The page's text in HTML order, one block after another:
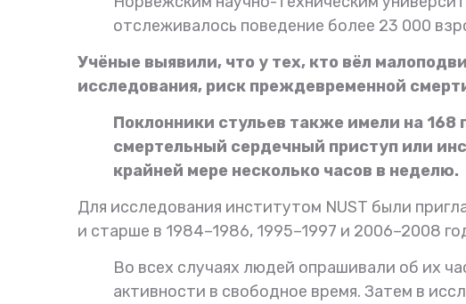
отслеживалось поведение более 23 000
Учёные выявили, что у тех, кто вёл
исследования, риск преждевременной
Поклонники стульев также имели на 168
смертельный сердечный приступ или
крайней мере несколько часов в неделю.
Для исследования институтом NUST были
и старше в 1984–1986, 1995–1997 и 2006–2008
Во всех случаях людей опрашивали об их
активности в свободное время. Затем в